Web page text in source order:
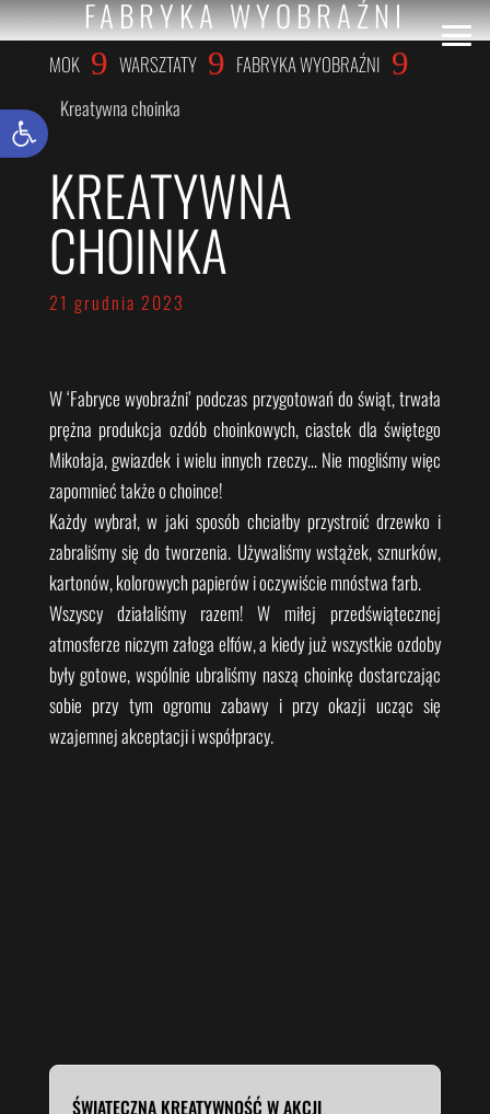
FABRYKA WYOBRAŹNI
MOK 9 WARSZTATY 9 FABRYKA WYOBRAŹNI 9
Kreatywna choinka
KREATYWNA
CHOINKA
21 grudnia 2023
W ‘Fabryce wyobraźni’ podczas przygotowań do świąt, trwała
prężna produkcja ozdób choinkowych, ciastek dla świętego
Mikołaja, gwiazdek i wielu innych rzeczy… Nie mogliśmy więc
zapomnieć także o choince!
Każdy wybrał, w jaki sposób chciałby przystroić drzewko i
zabraliśmy się do tworzenia. Używaliśmy wstążek, sznurków,
kartonów, kolorowych papierów i oczywiście mnóstwa farb.
Wszyscy działaliśmy razem! W miłej przedświątecznej
atmosferze niczym załoga elfów, a kiedy już wszystkie ozdoby
były gotowe, wspólnie ubraliśmy naszą choinkę dostarczając
sobie przy tym ogromu zabawy i przy okazji ucząc się
wzajemnej akceptacji i współpracy.
ŚWIĄTECZNA KREATYWNOŚĆ W AKCJI
Otwórz pasek narzędzi